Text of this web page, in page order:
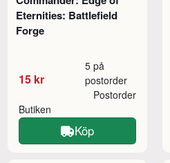
Eternities: Battlefield
Forge
15 kr
5 på
postorder
Butiken
Postorder
Köp